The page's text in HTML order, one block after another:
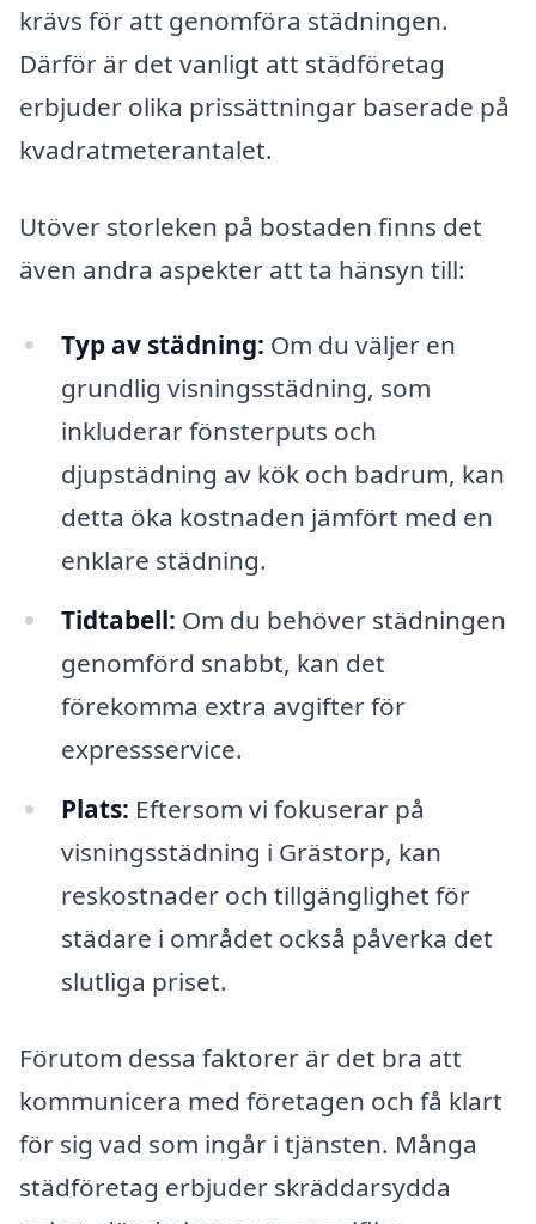
krävs för att genomföra städningen.
Därför är det vanligt att städföretag
erbjuder olika prissättningar baserade på
kvadratmeterantalet.
Utöver storleken på bostaden finns det
även andra aspekter att ta hänsyn till:
Typ av städning: Om du väljer en
grundlig visningsstädning, som
inkluderar fönsterputs och
djupstädning av kök och badrum, kan
detta öka kostnaden jämfört med en
enklare städning.
Tidtabell: Om du behöver städningen
genomförd snabbt, kan det
förekomma extra avgifter för
expressservice.
Plats: Eftersom vi fokuserar på
visningsstädning i Grästorp, kan
reskostnader och tillgänglighet för
städare i området också påverka det
slutliga priset.
Förutom dessa faktorer är det bra att
kommunicera med företagen och få klart
för sig vad som ingår i tjänsten. Många
städföretag erbjuder skräddarsydda